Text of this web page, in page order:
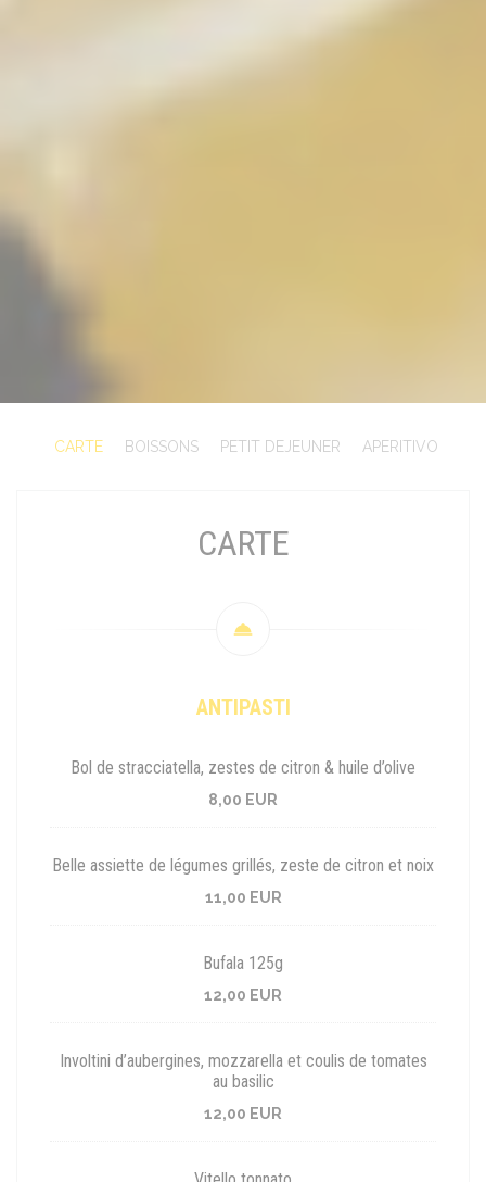
CARTE BOISSONS PETIT DEJEUNER APERITIVO
CARTE
ANTIPASTI
Bol de stracciatella, zestes de citron & huile d’olive
8,00 EUR
Belle assiette de légumes grillés, zeste de citron et noix
11,00 EUR
Bufala 125g
12,00 EUR
Involtini d’aubergines, mozzarella et coulis de tomates
au basilic
12,00 EUR